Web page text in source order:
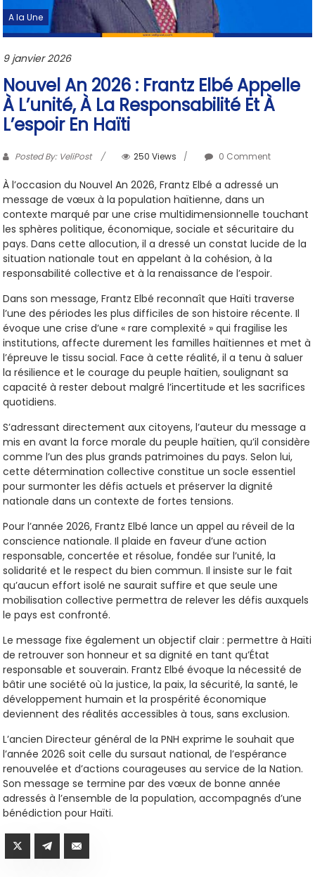
A la Une
9 janvier 2026
Nouvel An 2026 : Frantz Elbé Appelle
À L’unité, À La Responsabilité Et À
L’espoir En Haïti
Posted By: VeliPost 250 Views 0 Comment
À l’occasion du Nouvel An 2026, Frantz Elbé a adressé un
message de vœux à la population haïtienne, dans un
contexte marqué par une crise multidimensionnelle touchant
les sphères politique, économique, sociale et sécuritaire du
pays. Dans cette allocution, il a dressé un constat lucide de la
situation nationale tout en appelant à la cohésion, à la
responsabilité collective et à la renaissance de l’espoir.
Dans son message, Frantz Elbé reconnaît que Haïti traverse
l’une des périodes les plus difficiles de son histoire récente. Il
évoque une crise d’une « rare complexité » qui fragilise les
institutions, affecte durement les familles haïtiennes et met à
l’épreuve le tissu social. Face à cette réalité, il a tenu à saluer
la résilience et le courage du peuple haïtien, soulignant sa
capacité à rester debout malgré l’incertitude et les sacrifices
quotidiens.
S’adressant directement aux citoyens, l’auteur du message a
mis en avant la force morale du peuple haïtien, qu’il considère
comme l’un des plus grands patrimoines du pays. Selon lui,
cette détermination collective constitue un socle essentiel
pour surmonter les défis actuels et préserver la dignité
nationale dans un contexte de fortes tensions.
Pour l’année 2026, Frantz Elbé lance un appel au réveil de la
conscience nationale. Il plaide en faveur d’une action
responsable, concertée et résolue, fondée sur l’unité, la
solidarité et le respect du bien commun. Il insiste sur le fait
qu’aucun effort isolé ne saurait suffire et que seule une
mobilisation collective permettra de relever les défis auxquels
le pays est confronté.
Le message fixe également un objectif clair : permettre à Haïti
de retrouver son honneur et sa dignité en tant qu’État
responsable et souverain. Frantz Elbé évoque la nécessité de
bâtir une société où la justice, la paix, la sécurité, la santé, le
développement humain et la prospérité économique
deviennent des réalités accessibles à tous, sans exclusion.
L’ancien Directeur général de la PNH exprime le souhait que
l’année 2026 soit celle du sursaut national, de l’espérance
renouvelée et d’actions courageuses au service de la Nation.
Son message se termine par des vœux de bonne année
adressés à l’ensemble de la population, accompagnés d’une
bénédiction pour Haïti.